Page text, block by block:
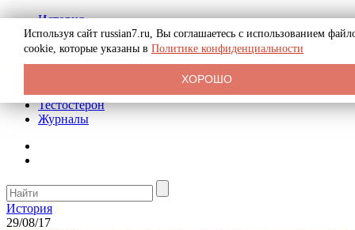
История
Биография
Криминал
Реклама на сайте
Тестостерон
Журналы
История
29/08/17
Используя сайт russian7.ru, Вы соглашаетесь с использованием
cookie, которые указаны в Политике конфиденциальности
ХОРОШО